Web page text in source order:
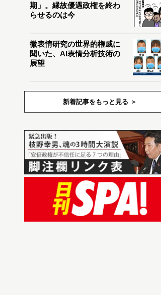
期」。縁故優遇政権を終わ
らせるのは今
微表情研究の世界的権威に
聞いた、AI表情分析技術の
展望
新着記事をもっと見る